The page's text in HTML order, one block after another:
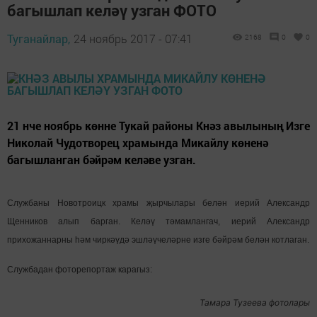
багышлап келәү узган ФОТО
Туганайлар, 24 ноябрь 2017 - 07:41 2168 0 0
21 нче ноябрь көнне Тукай районы Кнәз авылының Изге
Николай Чудотворец храмында Микайлу көненә
багышланган бәйрәм келәве узган.
Службаны Новотроицк храмы җырчылары белән иерий Александр
Щенников алып барган. Келәү тәмамлангач, иерий Александр
прихожаннарны һәм чиркәүдә эшләүчеләрне изге бәйрәм белән котлаган.
Службадан фоторепортаж карагыз:
Тамара Тузеева фотолары